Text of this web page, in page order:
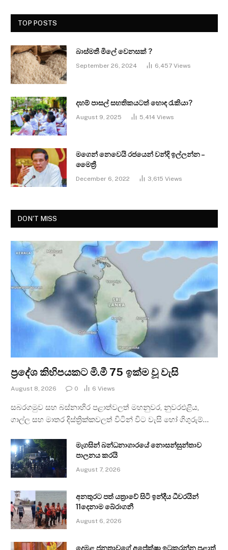
TOP POSTS
බාස්මතී මිලේ වෙනසක් ?
September 26, 2024 6,457 Views
දහම් පාසල් සහතිකයටත් හොඳ රැකියා?
August 9, 2025 5,414 Views
මගෙන් නෙවෙයි රජයෙන් වන්දි ඉල්ලන්න –
මෛත්‍රී
December 6, 2022 3,615 Views
DON'T MISS
ප්‍රදේශ කිහිපයකට මි.මී 75 ඉක්ම වූ වැසි
August 8, 2026 0 6 Views
සබරගමුව සහ බස්නාහිර පළාත්වලත් මහනුවර, නුවරඑළිය,
ගාල්ල සහ මාතර දිස්ත්‍රික්කවලත් විටින් විට වැසි හෝ ගිගුරුම්…
මැගසින් බන්ධනාගාරයේ නොසන්සුන්තාව
පාලනය කරයි
August 7, 2026
අනතුරට පත් යත්‍රාවේ සිටි ඉන්දීය ධීවරයින්
11දෙනාම බේරාගනී
August 6, 2026
දෙමළ ජනතාවගේ අපේක්ෂා ඉටුකරන්න පළාත්